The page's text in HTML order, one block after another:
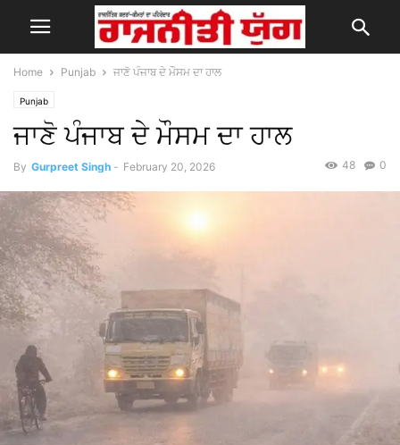
Home Punjab ਜਾਣੋ ਪੰਜਾਬ ਦੇ ਮੌਸਮ ਦਾ ਹਾਲ
Punjab
ਜਾਣੋ ਪੰਜਾਬ ਦੇ ਮੌਸਮ ਦਾ ਹਾਲ
By Gurpreet Singh - February 20, 2026 0
48